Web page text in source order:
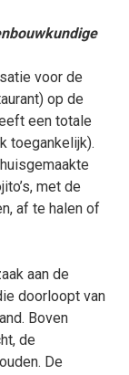
voor de
op de
een totale
toegankelijk).
met de
af te halen of
aan de
doorloopt van
Boven
de
De